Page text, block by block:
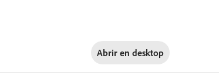
Abrir en desktop